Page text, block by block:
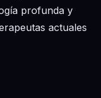
profunda y
actuales